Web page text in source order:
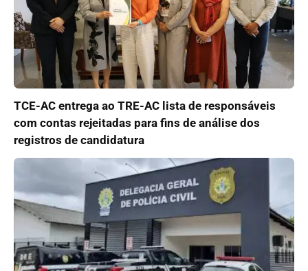
TCE-AC entrega ao TRE-AC lista de responsáveis
com contas rejeitadas para fins de análise dos
registros de candidatura